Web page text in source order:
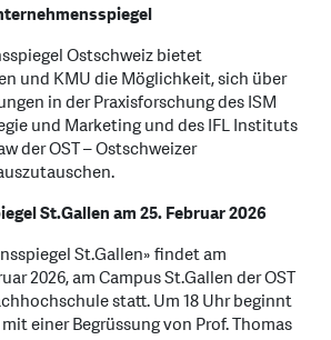
Ostschweiz bietet
und KMU die Möglichkeit, sich über
in der Praxisforschung des ISM
und Marketing und des IFL Instituts
der OST – Ostschweizer
St.Gallen am 25. Februar 2026
St.Gallen» findet am
2026, am Campus St.Gallen der OST
statt. Um 18 Uhr beginnt
einer Begrüssung von Prof. Thomas